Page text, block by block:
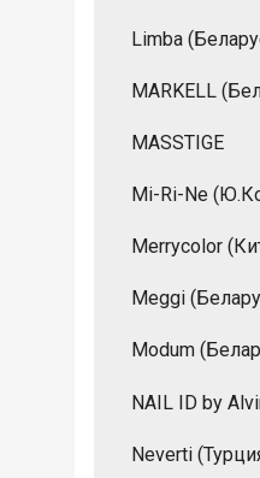
Limba
MARKELL
MASSTIGE
Mi-Ri-Ne
Merrycolor
Meggi
Modum
NAIL ID by
Neverti